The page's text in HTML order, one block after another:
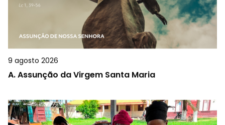
9 agosto 2026
A.Assunção da Virgem Santa Maria